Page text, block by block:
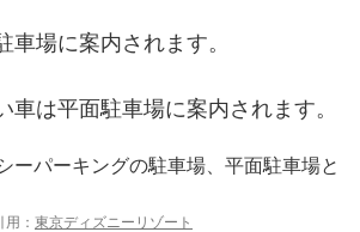
車場に案内されます。
車は平面駐車場に案内されます。
用： 東京ディズニーリゾート